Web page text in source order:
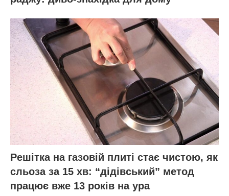
Решітка на газовій плиті стає чистою, як
сльоза за 15 хв: “дідівський” метод
працює вже 13 років на ура